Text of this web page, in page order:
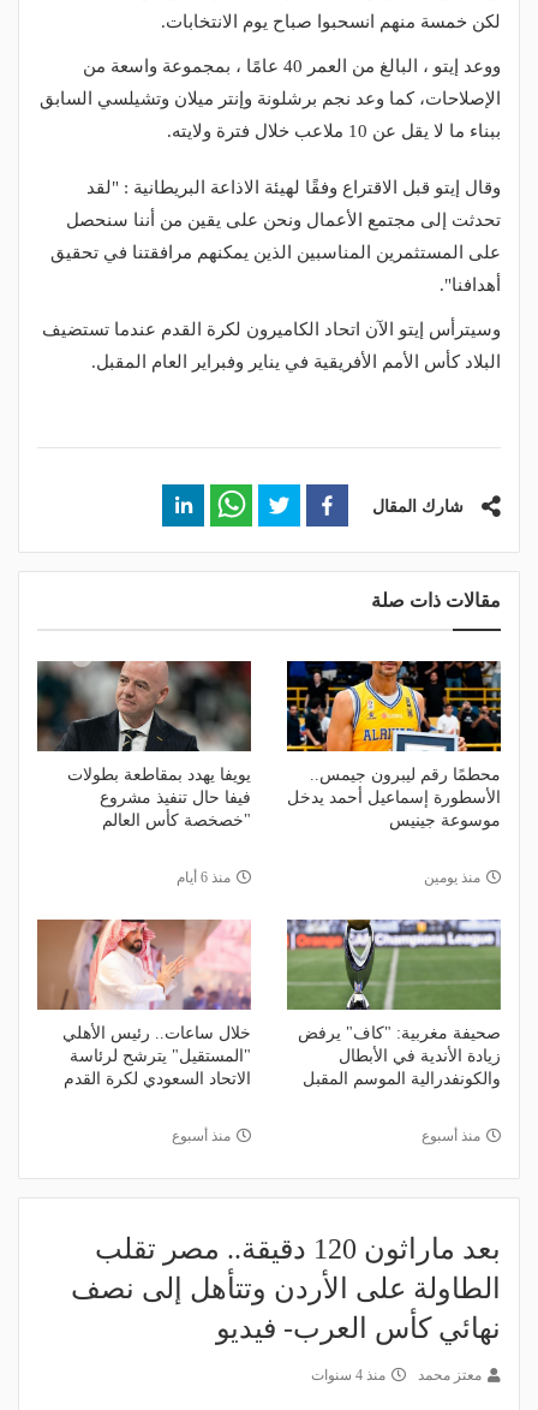
لكن خمسة منهم انسحبوا صباح يوم الانتخابات.
ووعد إيتو ، البالغ من العمر 40 عامًا ، بمجموعة واسعة من
الإصلاحات، كما وعد نجم برشلونة وإنتر ميلان وتشيلسي السابق
ببناء ما لا يقل عن 10 ملاعب خلال فترة ولايته.
وقال إيتو قبل الاقتراع وفقًا لهيئة الاذاعة البريطانية : "لقد
تحدثت إلى مجتمع الأعمال ونحن على يقين من أننا سنحصل
على المستثمرين المناسبين الذين يمكنهم مرافقتنا في تحقيق
أهدافنا".
وسيترأس إيتو الآن اتحاد الكاميرون لكرة القدم عندما تستضيف
البلاد كأس الأمم الأفريقية في يناير وفبراير العام المقبل.
شارك المقال
مقالات ذات صلة
محطمًا رقم ليبرون جيمس..
الأسطورة إسماعيل أحمد يدخل
موسوعة جينيس
منذ يومين
يويفا يهدد بمقاطعة بطولات
فيفا حال تنفيذ مشروع
"خصخصة كأس العالم
منذ 6 أيام
صحيفة مغربية: "كاف" يرفض
زيادة الأندية في الأبطال
والكونفدرالية الموسم المقبل
منذ أسبوع
خلال ساعات.. رئيس الأهلي
"المستقيل" يترشح لرئاسة
الاتحاد السعودي لكرة القدم
منذ أسبوع
بعد ماراثون 120 دقيقة.. مصر تقلب
الطاولة على الأردن وتتأهل إلى نصف
نهائي كأس العرب- فيديو
معتز محمد منذ 4 سنوات